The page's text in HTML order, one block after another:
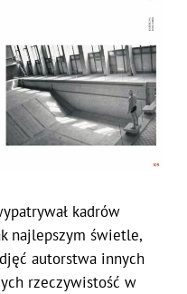
kadrów
najlepszym świetle,
autorstwa innych
rzeczywistość w